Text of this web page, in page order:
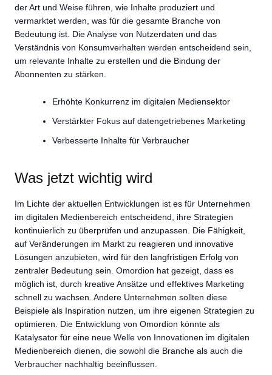
der Art und Weise führen, wie Inhalte produziert und
vermarktet werden, was für die gesamte Branche von
Bedeutung ist. Die Analyse von Nutzerdaten und das
Verständnis von Konsumverhalten werden entscheidend sein,
um relevante Inhalte zu erstellen und die Bindung der
Abonnenten zu stärken.
Erhöhte Konkurrenz im digitalen Mediensektor
Verstärkter Fokus auf datengetriebenes Marketing
Verbesserte Inhalte für Verbraucher
Was jetzt wichtig wird
Im Lichte der aktuellen Entwicklungen ist es für Unternehmen
im digitalen Medienbereich entscheidend, ihre Strategien
kontinuierlich zu überprüfen und anzupassen. Die Fähigkeit,
auf Veränderungen im Markt zu reagieren und innovative
Lösungen anzubieten, wird für den langfristigen Erfolg von
zentraler Bedeutung sein. Omordion hat gezeigt, dass es
möglich ist, durch kreative Ansätze und effektives Marketing
schnell zu wachsen. Andere Unternehmen sollten diese
Beispiele als Inspiration nutzen, um ihre eigenen Strategien zu
optimieren. Die Entwicklung von Omordion könnte als
Katalysator für eine neue Welle von Innovationen im digitalen
Medienbereich dienen, die sowohl die Branche als auch die
Verbraucher nachhaltig beeinflussen.